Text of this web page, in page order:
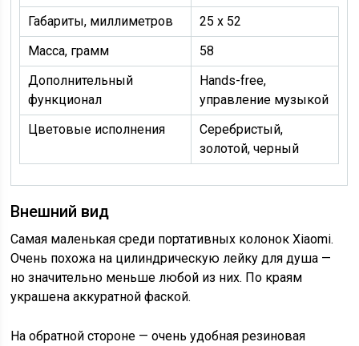
Габариты, миллиметров
25 х 52
Масса, грамм
58
Дополнительный
функционал
Hands-free,
управление музыкой
Цветовые исполнения
Серебристый,
золотой, черный
Внешний вид
Самая маленькая среди портативных колонок Xiaomi.
Очень похожа на цилиндрическую лейку для душа —
но значительно меньше любой из них. По краям
украшена аккуратной фаской.
На обратной стороне — очень удобная резиновая